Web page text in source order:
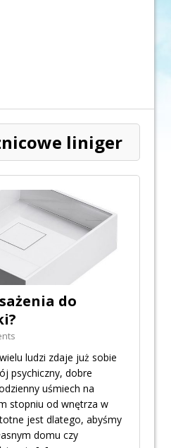
liniger
do
ludzi zdaje już sobie
psychiczny, dobre
uśmiech na
stopniu od wnętrza w
jest dlatego, abyśmy
domu czy